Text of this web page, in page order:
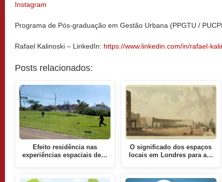
Instagram
Programa de Pós-graduação em Gestão Urbana (PPGTU /
Rafael Kalinoski – LinkedIn: https://www.linkedin.com/in/rafael-
Posts relacionados:
Efeito residência nas
experiências espaciais de…
O significado dos espaços
locais em Londres para a…